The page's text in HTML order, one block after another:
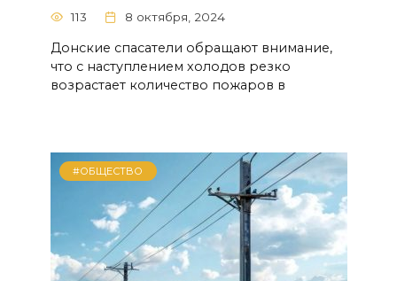
113 8 октября, 2024
Донские спасатели обращают внимание,
что с наступлением холодов резко
возрастает количество пожаров в
#ОБЩЕСТВО